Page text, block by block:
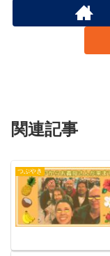
関連記事
つぶやき